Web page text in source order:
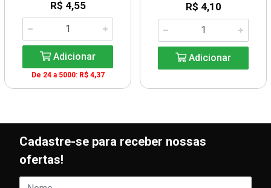
R$ 4,55
Adicionar
De 24 a 5000: R$ 4,37
R$ 4,10
Adicionar
Cadastre-se para receber nossas
ofertas!